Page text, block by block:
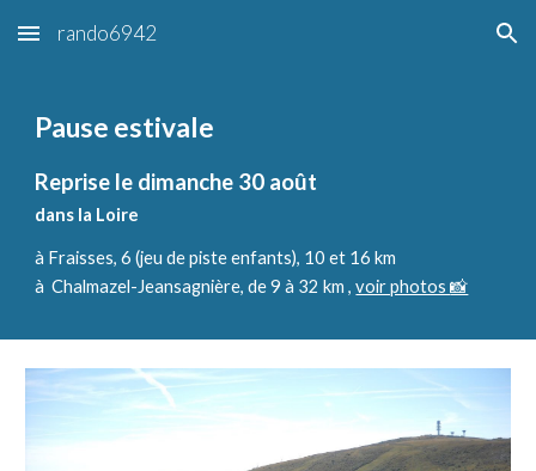
Skip to main content Skip to navigation
rando6942
Pause estivale
Reprise le dimanche 30 août
dans la Loire
à Fraisses,6 (jeu de piste enfants), 10 et 16 km
à Chalmazel-Jeansagnière, de 9 à 32 km ,voir photos📸